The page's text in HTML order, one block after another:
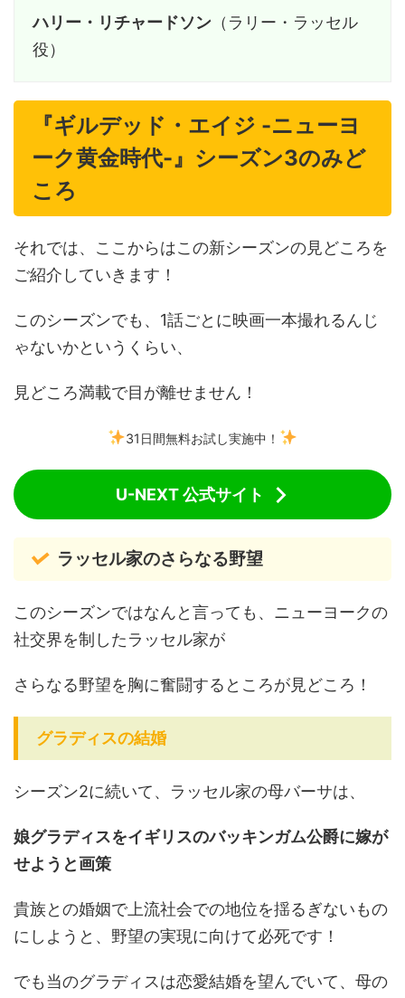
ハリー・リチャードソン （ラリー・ラッセル
役）
『ギルデッド・エイジ -ニューヨ
ーク黄金時代-』シーズン3のみど
ころ
それでは、ここからはこの新シーズンの見どころを
ご紹介していきます！
このシーズンでも、1話ごとに映画一本撮れるんじ
ゃないかというくらい、
見どころ満載で目が離せません！
31日間無料お試し実施中！
U-NEXT 公式サイト
ラッセル家のさらなる野望
このシーズンではなんと言っても、ニューヨークの
社交界を制したラッセル家が
さらなる野望を胸に奮闘するところが見どころ！
グラディスの結婚
シーズン2に続いて、ラッセル家の母バーサは、
娘グラディスをイギリスのバッキンガム公爵に嫁が
せようと画策
貴族との婚姻で上流社会での地位を揺るぎないもの
にしようと、野望の実現に向けて必死です！
でも当のグラディスは恋愛結婚を望んでいて、母の